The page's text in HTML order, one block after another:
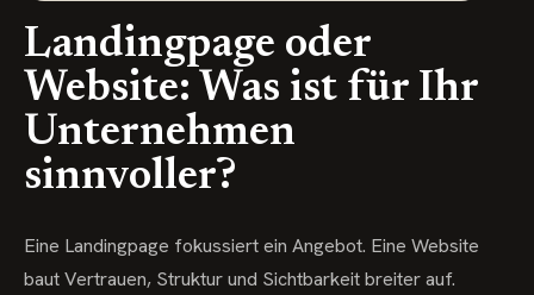
Landingpage oder
Website: Was ist für Ihr
Unternehmen
sinnvoller?
Eine Landingpage fokussiert ein Angebot. Eine Website
baut Vertrauen, Struktur und Sichtbarkeit breiter auf.